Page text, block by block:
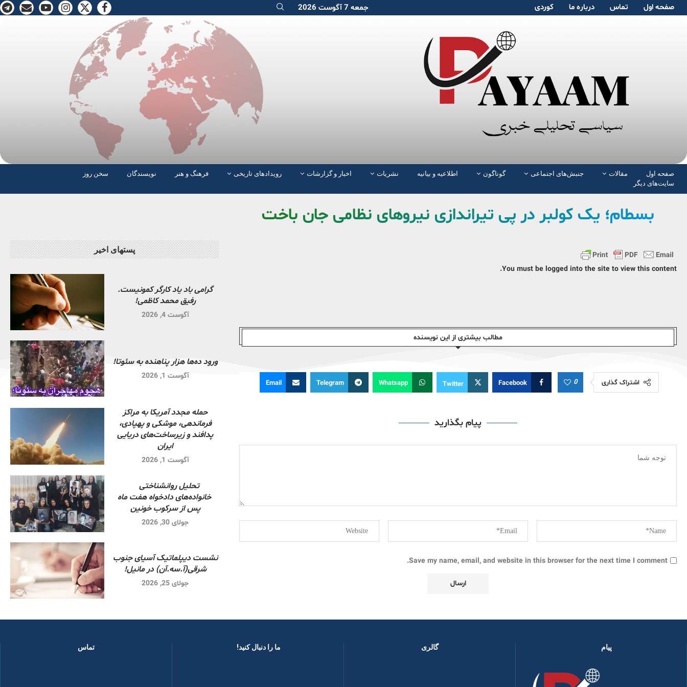
صفحە اول تماس دربارە ما کوردی جمعه 7 آگوست 2026
صفحە اول مقالات جنبش‌های اجتماعی گوناگون اطلاعیه و بیانیه نشریات اخبار و گزارشات رویدادهای تاریخی فرهنگ و هنر نویسندگان
سخن روز
سایت‌های دیگر
بسطام؛ یک کولبر در پی تیراندازی نیروهای نظامی جان باخت
You must be logged into the site to view this content.
مطالب بیشتری از این نویسندە
اشتراک گذاری 0
Facebook
Twitter
Whatsapp
Telegram
Email
پیام بگذارید
Save my name, email, and website in this browser for the next time I comment.
پستهای اخیر
گرامی باد یاد کارگر کمونیست.
رفیق محمد کاظمی!
آگوست 4, 2026
ورود ده‌ها هزار پناهنده به سئوتا!
آگوست 1, 2026
حمله مجدد آمریکا به مراکز
فرماندهی، موشکی و پهپادی،
پدافند و زیرساخت‌های دریایی
ایران
آگوست 1, 2026
تحلیل روانشناختی
خانواده‌های دادخواه هفت ماه
پس از سرکوب خونین
جولای 30, 2026
نشست دیپلماتیک آسیای جنوب
شرقی‌(آ.سه.آن) در مانیل!
جولای 25, 2026
پیام گالری ما را دنبال کنید! ​ تماس